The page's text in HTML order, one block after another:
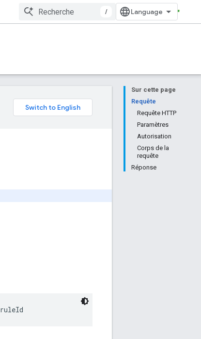
/
Sur cette page
Requête
Requête HTTP
Paramètres
Autorisation
Corps de la
requête
Réponse
ruleId